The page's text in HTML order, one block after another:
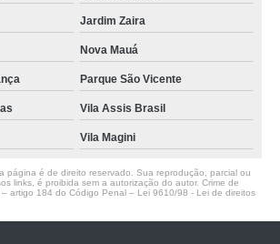
Jardim Zaira
Nova Mauá
Parque São Vicente
Vila Assis Brasil
Vila Magini
página é de direito reservado. Sua reprodução, parcial ou
links, é proibida sem a autorização do autor. Crime de
artigo 184 do Código Penal – Lei 9610/98 - Lei de direitos